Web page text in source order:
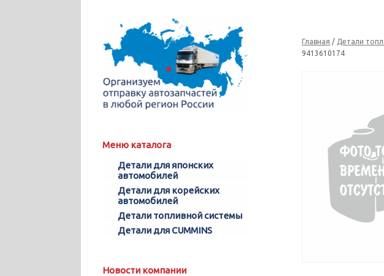
Главная / Детали
9413610174
Меню каталога
Детали для японских
автомобилей
Детали для корейских
автомобилей
Детали топливной системы
Детали для CUMMINS
Новости компании